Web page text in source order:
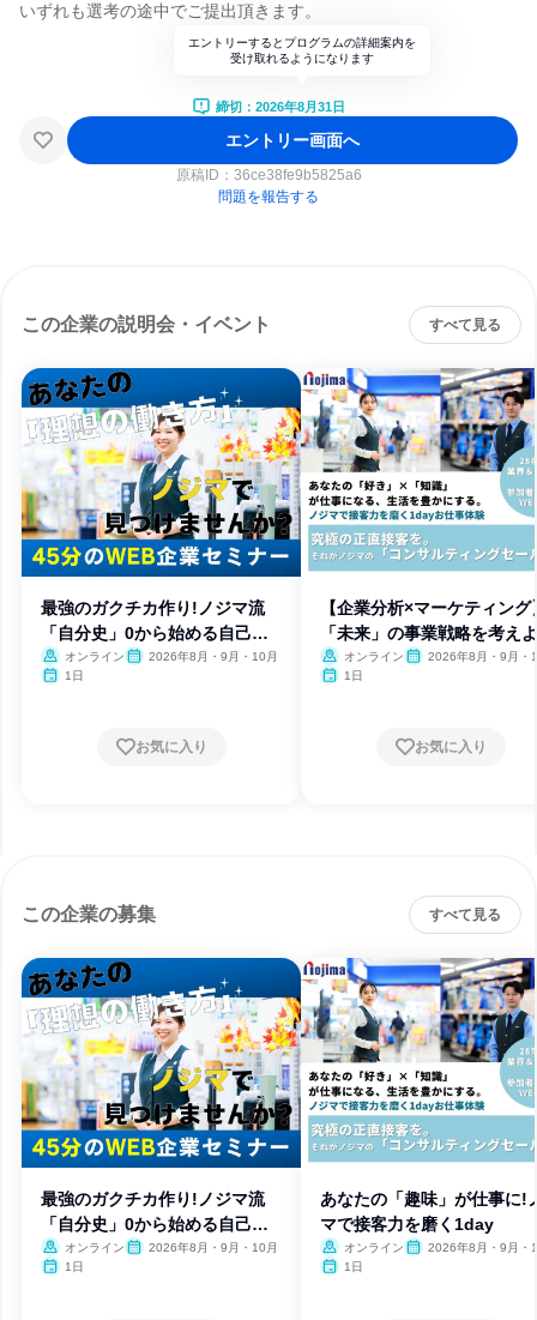
いずれも選考の途中でご提出頂きます。
エントリーするとプログラムの詳細案内を
受け取れるようになります
締切：2026年8月31日
エントリー画面へ
原稿ID： 36ce38fe9b5825a6
問題を報告する
この企業の説明会・イベント すべて見る
最強のガクチカ作り!ノジマ流
「自分史」0から始める自己分
析
オンライン
2026年8月・9月・10月
1日
お気に入り
【企業分析×マーケティング
「未来」の事業戦略を考え
オンライン
2026年8月・9月・
1日
お気に入り
この企業の募集 すべて見る
最強のガクチカ作り!ノジマ流
「自分史」0から始める自己分
析
オンライン
2026年8月・9月・10月
1日
あなたの「趣味」が仕事に!
マで接客力を磨く1day
オンライン
2026年8月・9月・
1日